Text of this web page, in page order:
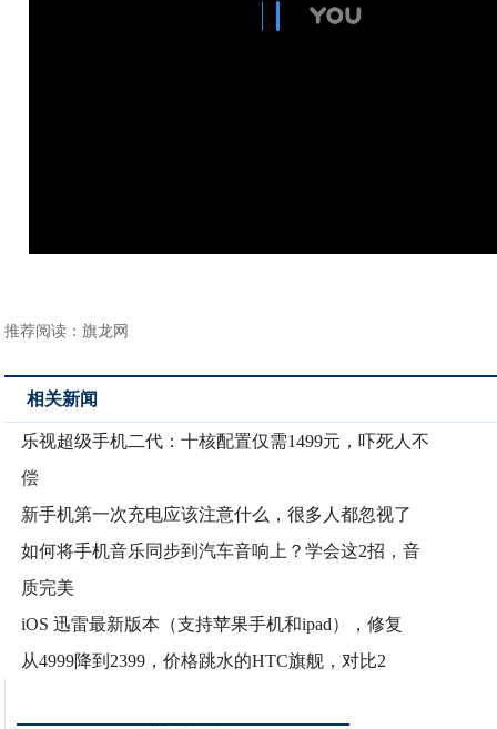
推荐阅读：旗龙网
相关新闻
乐视超级手机二代：十核配置仅需1499元，吓死人不
偿
新手机第一次充电应该注意什么，很多人都忽视了
如何将手机音乐同步到汽车音响上？学会这2招，音
质完美
iOS 迅雷最新版本（支持苹果手机和ipad），修复
从4999降到2399，价格跳水的HTC旗舰，对比2